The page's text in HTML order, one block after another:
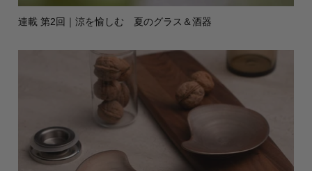
連載 第2回｜涼を愉しむ 夏のグラス＆酒器